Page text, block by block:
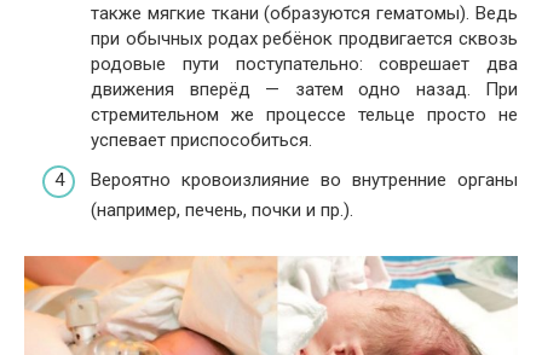
также мягкие ткани (образуются гематомы). Ведь
при обычных родах ребёнок продвигается сквозь
родовые пути поступательно: соврешает два
движения вперёд — затем одно назад. При
стремительном же процессе тельце просто не
успевает приспособиться.
Вероятно кровоизлияние во внутренние органы
(например, печень, почки и пр.).